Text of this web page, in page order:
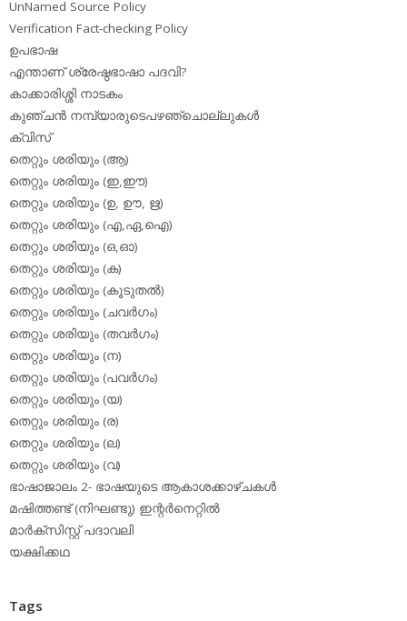
UnNamed Source Policy
Verification Fact-checking Policy
ഉപഭാഷ
എന്താണ് ശ്രേഷ്ഠഭാഷാ പദവി?
കാക്കാരിശ്ശി നാടകം
കുഞ്ചന്‍ നമ്പ്യാരുടെപഴഞ്ചൊല്ലുകള്‍
ക്വിസ്
തെറ്റും ശരിയും (ആ)
തെറ്റും ശരിയും (ഇ,ഈ)
തെറ്റും ശരിയും (ഉ, ഊ, ഋ)
തെറ്റും ശരിയും (എ,ഏ,ഐ)
തെറ്റും ശരിയും (ഒ,ഓ)
തെറ്റും ശരിയും (ക)
തെറ്റും ശരിയും (കൂടുതല്‍)
തെറ്റും ശരിയും (ചവര്‍ഗം)
തെറ്റും ശരിയും (തവര്‍ഗം)
തെറ്റും ശരിയും (ന)
തെറ്റും ശരിയും (പവര്‍ഗം)
തെറ്റും ശരിയും (യ)
തെറ്റും ശരിയും (ര)
തെറ്റും ശരിയും (ല)
തെറ്റും ശരിയും (വ)
ഭാഷാജാലം 2- ഭാഷയുടെ ആകാശക്കാഴ്ചകള്‍
മഷിത്തണ്ട് (നിഘണ്ടു) ഇന്റര്‍നെറ്റില്‍
മാര്‍ക്‌സിസ്റ്റ് പദാവലി
യക്ഷിക്കഥ
Tags